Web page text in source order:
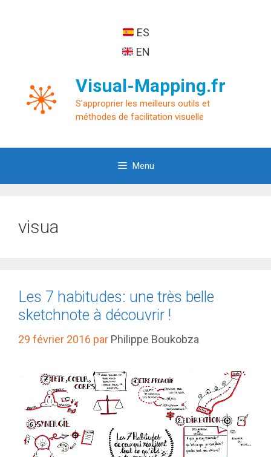
ES
EN
Visual-Mapping.fr
S'approprier les meilleurs outils et
méthodes de facilitation visuelle
Menu
visua
Les 7 habitudes: une très belle
sketchnote à découvrir !
29 février 2016 par Philippe Boukobza